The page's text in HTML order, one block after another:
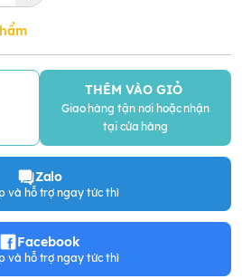
THÊM VÀO GIỎ
Giao hàng tận nơi hoặc nhận
tại cửa hàng
Zalo
và hỗ trợ ngay tức thì
Facebook
và hỗ trợ ngay tức thì